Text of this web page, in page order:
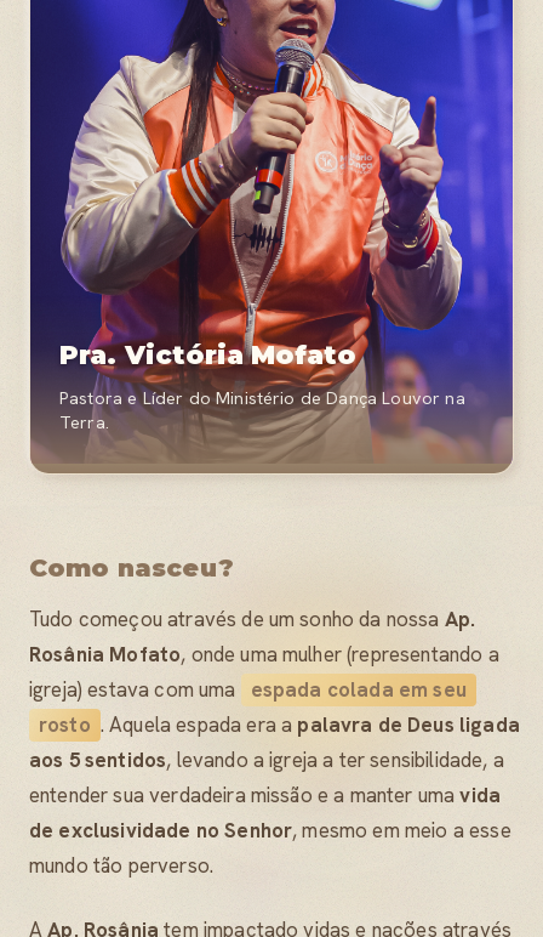
Pra. Victória Mofato
Pastora e Líder do Ministério de Dança Louvor na
Terra.
Como nasceu?
Tudo começou através de um sonho da nossa Ap.
Rosânia Mofato, onde uma mulher (representando a
igreja) estava com uma
espada colada em seu
rosto . Aquela espada era a palavra de Deus ligada
aos 5 sentidos, levando a igreja a ter sensibilidade, a
entender sua verdadeira missão e a manter umavida
de exclusividade no Senhor, mesmo em meio a esse
mundo tão perverso.
AAp. Rosânia tem impactado vidas e nações através